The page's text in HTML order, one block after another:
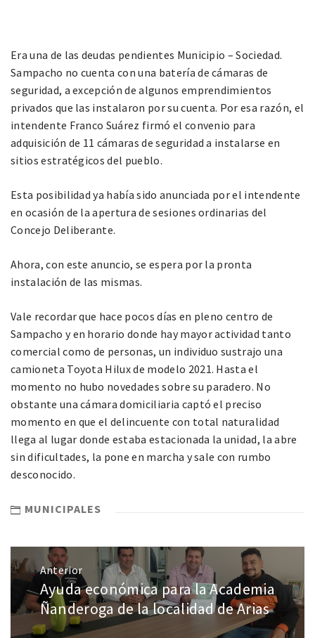
Era una de las deudas pendientes Municipio – Sociedad.
Sampacho no cuenta con una batería de cámaras de
seguridad, a excepción de algunos emprendimientos
privados que las instalaron por su cuenta. Por esa razón, el
intendente Franco Suárez firmó el convenio para
adquisición de 11 cámaras de seguridad a instalarse en
sitios estratégicos del pueblo.
Esta posibilidad ya había sido anunciada por el intendente
en ocasión de la apertura de sesiones ordinarias del
Concejo Deliberante.
Ahora, con este anuncio, se espera por la pronta
instalación de las mismas.
Vale recordar que hace pocos días en pleno centro de
Sampacho y en horario donde hay mayor actividad tanto
comercial como de personas, un individuo sustrajo una
camioneta Toyota Hilux de modelo 2021. Hasta el
momento no hubo novedades sobre su paradero. No
obstante una cámara domiciliaria captó el preciso
momento en que el delincuente con total naturalidad
llega al lugar donde estaba estacionada la unidad, la abre
sin dificultades, la pone en marcha y sale con rumbo
desconocido.
MUNICIPALES
Anterior
Ayuda económica para la Academia
Ñanderoga de la localidad de Arias